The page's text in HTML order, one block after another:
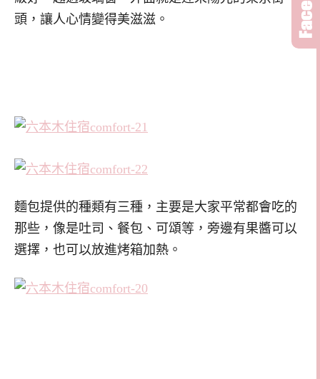
頭，讓人心情變得美滋滋。
麵包提供的種類有三種，主要是大家平常都會吃的
那些，像是吐司、餐包、可頌等，旁邊有果醬可以
選擇，也可以放進烤箱加熱。